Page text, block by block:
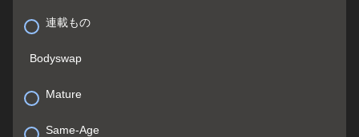
連載もの
Bodyswap
Mature
Same-Age